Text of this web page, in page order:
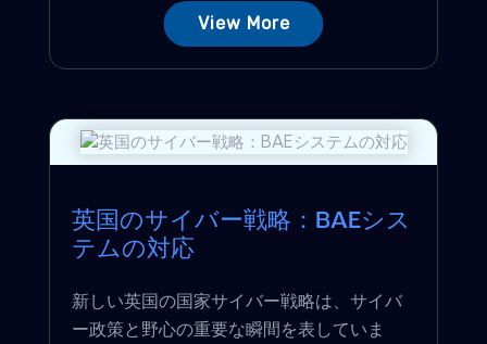
View More
英国のサイバー戦略：BAEシス
テムの対応
新しい英国の国家サイバー戦略は、サイバ
ー政策と野心の重要な瞬間を表していま